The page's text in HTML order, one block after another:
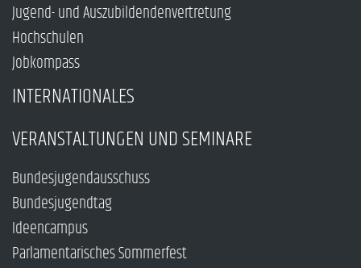
Jugend- und Auszubildendenvertretung
Hochschulen
Jobkompass
INTERNATIONALES
VERANSTALTUNGEN UND SEMINARE
Bundesjugendausschuss
Bundesjugendtag
Ideencampus
Parlamentarisches Sommerfest